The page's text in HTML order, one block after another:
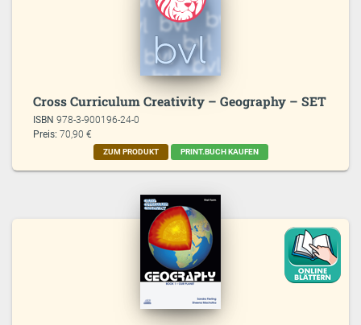
Cross Curriculum Creativity – Geography – SET
ISBN978-3-900196-24-0
Preis: 70,90 €
ZUM PRODUKT PRINT.BUCH KAUFEN